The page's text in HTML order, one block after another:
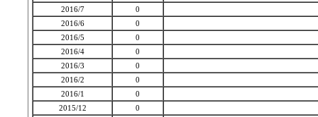
2016/7
0
2016/6
0
2016/5
0
2016/4
0
2016/3
0
2016/2
0
2016/1
0
2015/12
0